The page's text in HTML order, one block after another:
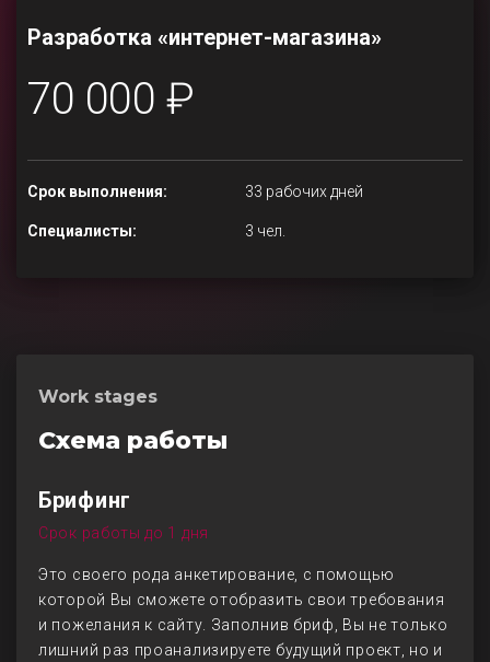
Разработка «интернет-магазина»
70 000 ₽
Срок выполнения: 33 рабочих дней
Специалисты: 3 чел.
Work stages
Схема работы
Брифинг
Срок работы до 1 дня
Это своего рода анкетирование, с помощью
которой Вы сможете отобразить свои требования
и пожелания к сайту. Заполнив бриф, Вы не только
лишний раз проанализируете будущий проект, но и